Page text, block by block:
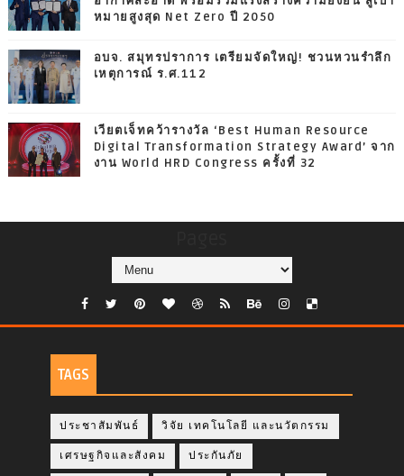
หมายสูงสุด Net Zero ปี 2050
อบจ. สมุทรปราการ เตรียมจัดใหญ่! ชวนหวนรำลึก
เหตุการณ์ ร.ศ.112
เวียตเจ็ทคว้ารางวัล ‘Best Human Resource
Digital Transformation Strategy Award’ จาก
งาน World HRD Congress ครั้งที่ 32
TAGS
ประชาสัมพันธ์ วิจัย เทคโนโลยี และนวัตกรรม
เศรษฐกิจและสังคม ประกันภัย